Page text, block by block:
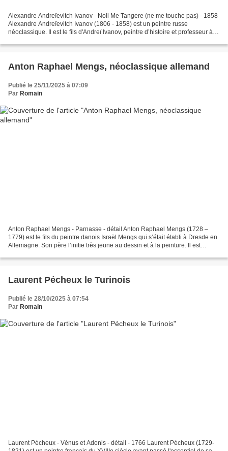
Alexandre Andreïevitch Ivanov - Noli Me Tangere (ne me touche pas) - 1858
Alexandre Andreïevitch Ivanov (1806 - 1858) est un peintre russe
néoclassique. Il est le fils d'Andreï Ivanov, peintre d’histoire et professeur à
Anton Raphael Mengs, néoclassique allemand
Publié le 25/11/2025 à 07:09
Par Romain
Anton Raphael Mengs - Parnasse - détail Anton Raphael Mengs (1728 –
1779) est le fils du peintre danois Israël Mengs qui s’était établi à Dresde en
Allemagne. Son père l’initie très jeune au dessin et à la peinture. Il est
Laurent Pécheux le Turinois
Publié le 28/10/2025 à 07:54
Par Romain
Laurent Pécheux - Vénus et Adonis - détail - 1766 Laurent Pécheux (1729-